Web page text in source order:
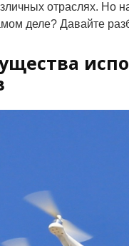
отраслях. Но
деле? Давайте